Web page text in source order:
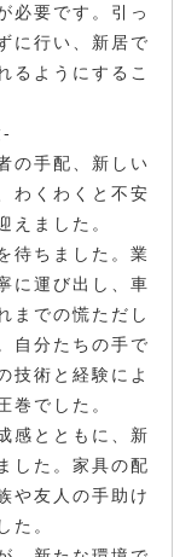
必要です。引っ
に行い、新居で
るようにするこ
の手配、新しい
わくわくと不安
えました。
待ちました。業
に運び出し、車
までの慌ただし
自分たちの手で
技術と経験によ
巻でした。
感とともに、新
した。家具の配
や友人の手助け
た。